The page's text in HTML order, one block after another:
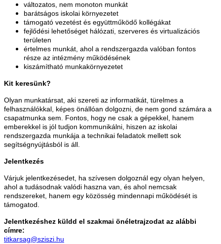
változatos, nem monoton munkát
barátságos iskolai környezetet
támogató vezetést és együttműködő kollégákat
fejlődési lehetőséget hálózati, szerveres és virtualizációs
területen
értelmes munkát, ahol a rendszergazda valóban fontos
része az intézmény működésének
kiszámítható munkakörnyezetet
Kit keresünk?
Olyan munkatársat, aki szereti az informatikát, türelmes a
felhasználókkal, képes önállóan dolgozni, de nem gond számára a
csapatmunka sem. Fontos, hogy ne csak a gépekkel, hanem
emberekkel is jól tudjon kommunikálni, hiszen az iskolai
rendszergazda munkája a technikai feladatok mellett sok
segítségnyújtásból is áll.
Jelentkezés
Várjuk jelentkezésedet, ha szívesen dolgoznál egy olyan helyen,
ahol a tudásodnak valódi haszna van, és ahol nemcsak
rendszereket, hanem egy közösség mindennapi működését is
támogatod.
Jelentkezéshez küldd el szakmai önéletrajzodat az alábbi
címre:
titkarsag@sziszi.hu